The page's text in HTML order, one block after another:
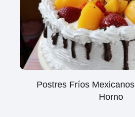
Postres Fríos
Horno